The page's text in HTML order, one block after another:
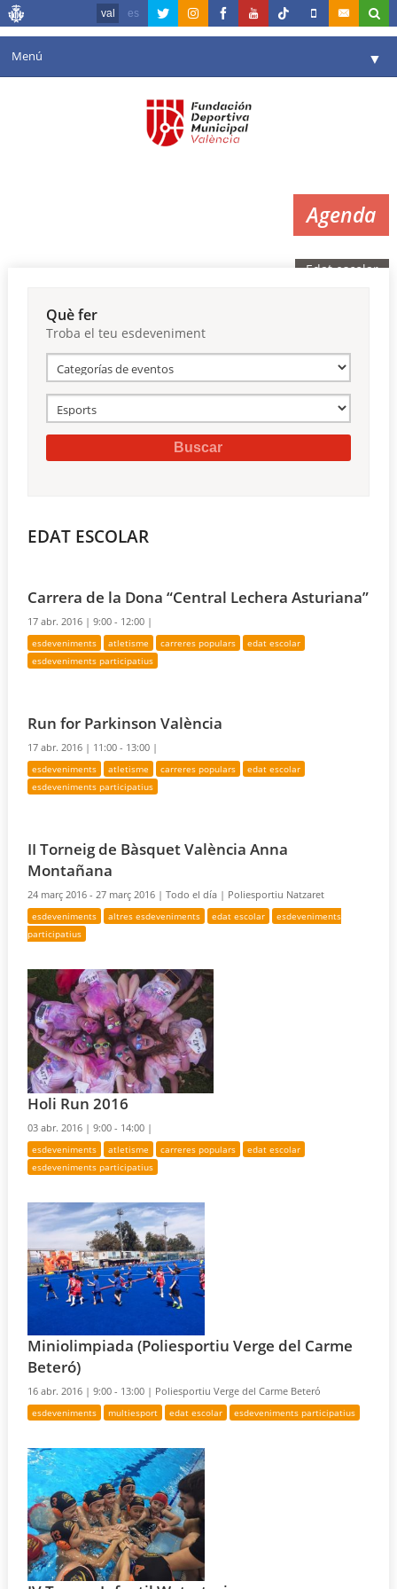
val es
Menú ▼
▼
▼
Reserves
Agenda
Edat escolar
Què fer
Troba el teu esdeveniment
EDAT ESCOLAR
Carrera de la Dona “Central Lechera Asturiana”
17 abr. 2016 |9:00 - 12:00 |
esdeveniments atletisme carreres populars
edat escolar
esdeveniments participatius
Run for Parkinson València
17 abr. 2016 | 11:00 - 13:00 |
esdeveniments atletisme carreres populars
edat escolar
esdeveniments participatius
II Torneig de Bàsquet València Anna
Montañana
24 març 2016 - 27 març 2016 |Todo el día | Poliesportiu Natzaret
esdeveniments altres esdeveniments edat escolar
esdeveniments
participatius
Holi Run 2016
03 abr. 2016 |9:00 - 14:00 |
esdeveniments atletisme carreres populars
edat escolar
esdeveniments participatius
Miniolimpiada (Poliesportiu Verge del Carme
Beteró)
16 abr. 2016 |9:00 - 13:00 | Poliesportiu Verge del Carme Beteró
esdeveniments multiesport edat escolar esdeveniments participatius